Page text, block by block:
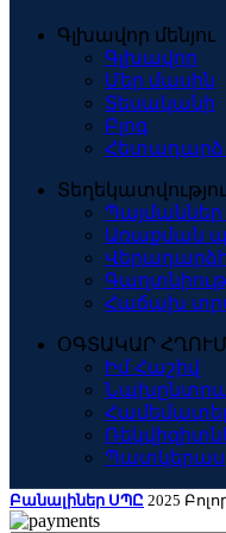
Գլխավոր մենյու
Գլխավոր
Մեր մասին
Տեսականի
Բլոգ
Պայմաններ
Առաքման
Հաճախ
ՕԳՏԱԿԱՐ
Իմ Հաշիվ
Համեմատել
Բանալիներ ՍՊԸ 2025